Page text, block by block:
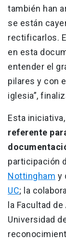
también han
se están
rectificarlos.
en esta
entender el
pilares y con
iglesia”,
Esta iniciativa,
referente
participación
Nottingham y
UC; la
la Facultad
Universidad